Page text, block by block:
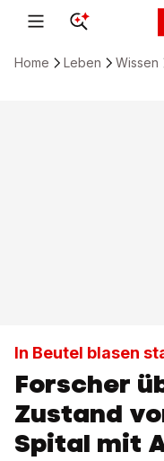
Home Leben Wissen
In Beutel blasen
Forscher
Zustand
Spital mit